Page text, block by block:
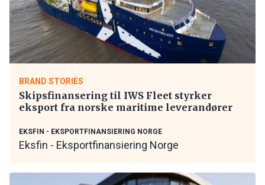
BRAND STORIES
Skipsfinansering til IWS Fleet styrker
eksport fra norske maritime leverandører
EKSFIN - EKSPORTFINANSIERING NORGE
Eksfin - Eksportfinansiering Norge